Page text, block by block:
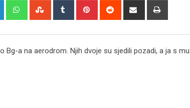
LinkedIn WhatsappStumbleUpon
Tumblr Pinterest Reddit
Share
Bg-a na aerodrom. Njih dvoje su sjedili pozadi, a ja s